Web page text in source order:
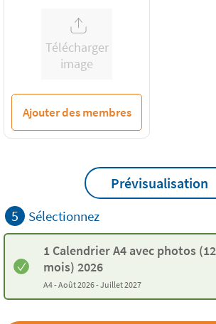
Télécharger
image
Ajouter des membres
Prévisualisation
5
Sélectionnez
1 Calendrier A4 avec photos (12
mois) 2026
A4 -Août 2026 - Juillet 2027